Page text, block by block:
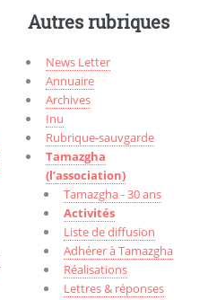
Autres rubriques
News Letter
Annuaire
Archives
Inu
Rubrique-sauvgarde
Tamazgha
(l’association)
Tamazgha - 30 ans
Activités
Liste de diffusion
Adhérer à Tamazgha
Réalisations
Lettres & réponses